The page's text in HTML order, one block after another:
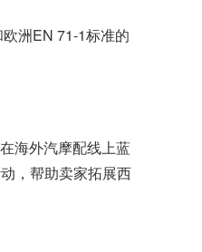
洲EN 71-1标准的
海外汽摩配线上蓝
，帮助卖家拓展西